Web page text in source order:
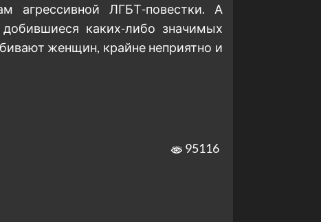
агрессивной ЛГБТ-повестки. А
каких-либо значимых
женщин, крайне неприятно и
95116